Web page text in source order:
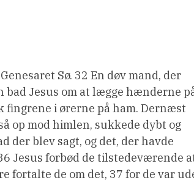
Sø. 32 En døv mand, der
Jesus om at lægge hænderne
fingrene i ørerne på ham. Dernæst
op mod himlen, sukkede dybt og
der blev sagt, og det, der havde
Jesus forbød de tilstedeværende
fortalte de om det, 37 for de var